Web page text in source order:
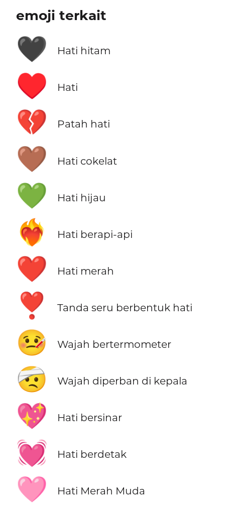
emoji terkait
🖤 Hati hitam
♥️ Hati
💔 Patah hati
🤎 Hati cokelat
💚 Hati hijau
❤️‍🔥 Hati berapi-api
❤️ Hati merah
❣️ Tanda seru berbentuk hati
🤒 Wajah bertermometer
🤕 Wajah diperban di kepala
💖 Hati bersinar
💓 Hati berdetak
🩷 Hati Merah Muda